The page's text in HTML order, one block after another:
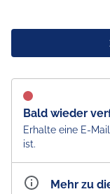
Bald wieder
Erhalte eine E-
ist.
Mehr zu